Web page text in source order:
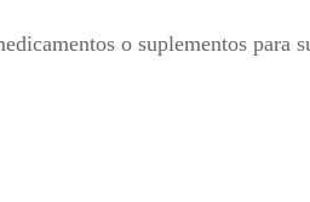
o suplementos para